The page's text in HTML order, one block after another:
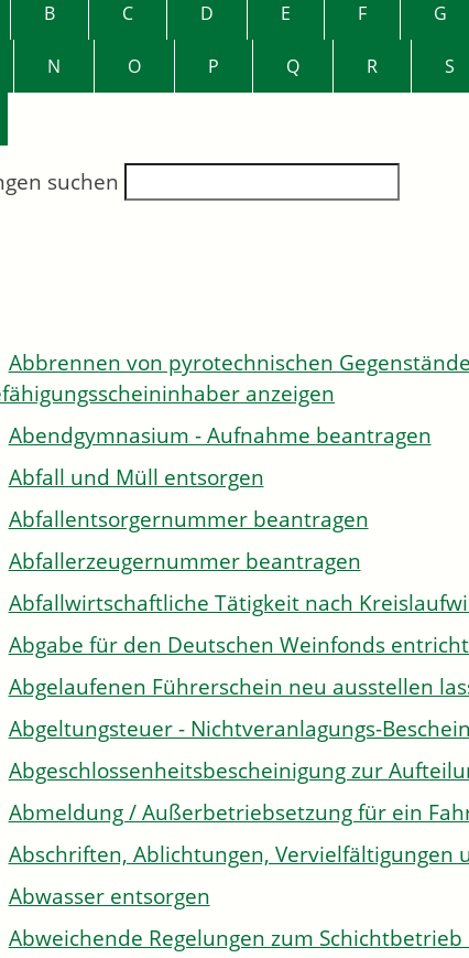
B C D E F G
N O P Q R S
suchen
Abbrennen von pyrotechnischen
anzeigen
Abendgymnasium - Aufnahme beantragen
Abfall und Müll entsorgen
Abfallentsorgernummer beantragen
Abfallerzeugernummer beantragen
Abfallwirtschaftliche Tätigkeit nach
Abgabe für den Deutschen Weinfonds
Abgelaufenen Führerschein neu ausstellen
Abgeltungsteuer - Nichtveranlagungs-
Abgeschlossenheitsbescheinigung zur
Abmeldung / Außerbetriebsetzung für ein
Abschriften, Ablichtungen, Vervielfältigungen
Abwasser entsorgen
Abweichende Regelungen zum